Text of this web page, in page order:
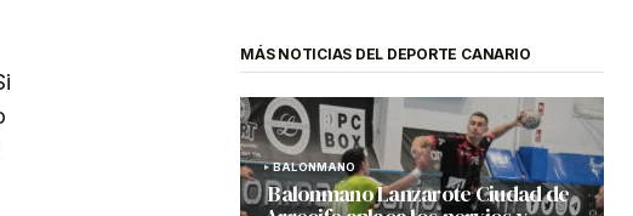
MÁS NOTICIAS DEL DEPORTE CANARIO
BALONMANO
Balonmano Lanzarote Ciudad de